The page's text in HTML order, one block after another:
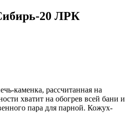
20 ЛРК
каменка, рассчитанная на
хватит на обогрев всей бани и
пара для парной. Кожух-